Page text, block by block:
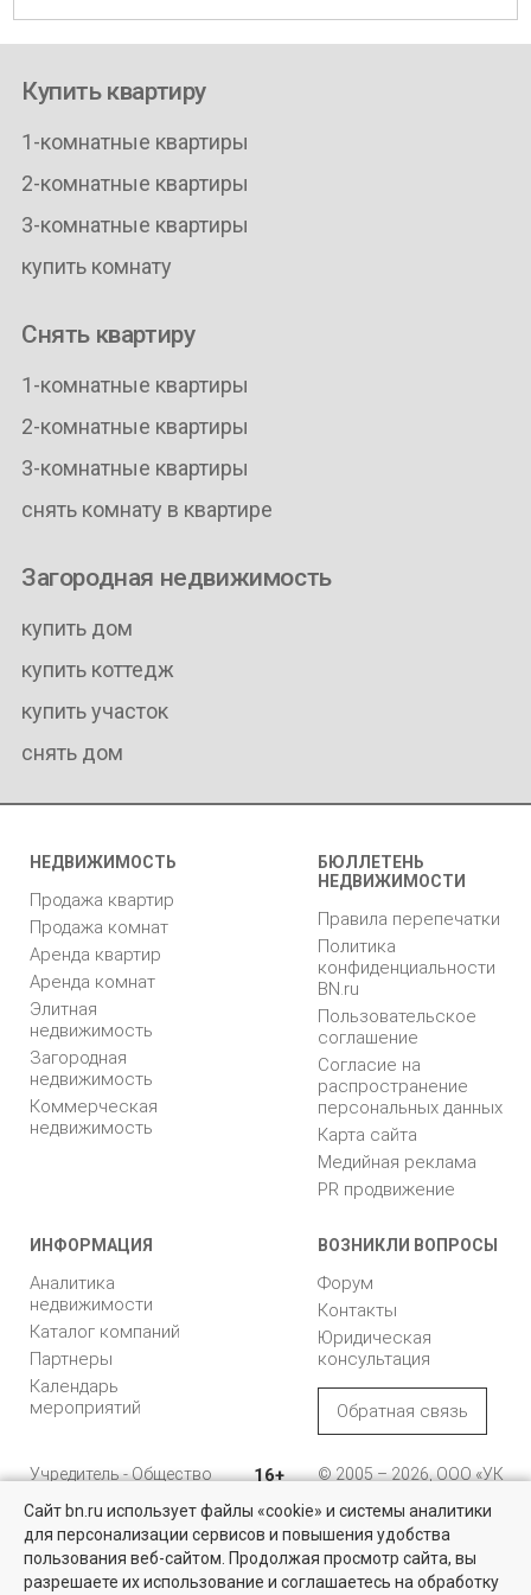
Найти квартиру - это просто!
Выбирайте среди 14 тысяч проверенных вариантов на вторичом
рынке жилья на портале BN.ru
Купить квартиру
1-комнатные квартиры
2-комнатные квартиры
3-комнатные квартиры
купить комнату
Снять квартиру
1-комнатные квартиры
2-комнатные квартиры
3-комнатные квартиры
снять комнату в квартире
Загородная недвижимость
купить дом
купить коттедж
купить участок
снять дом
НЕДВИЖИМОСТЬ
Продажа квартир
Продажа комнат
Аренда квартир
Аренда комнат
Элитная
недвижимость
Загородная
недвижимость
Коммерческая
недвижимость
БЮЛЛЕТЕНЬ
НЕДВИЖИМОСТИ
Правила перепечатки
Политика
конфиденциальности
BN.ru
Пользовательское
соглашение
Согласие на
распространение
персональных данных
Карта сайта
Медийная реклама
PR продвижение
ИНФОРМАЦИЯ
Аналитика
недвижимости
Каталог компаний
Партнеры
Календарь
мероприятий
ВОЗНИКЛИ ВОПРОСЫ
Форум
Контакты
Юридическая
консультация
Обратная связь
Учредитель - Общество
ответственностью
"Управляющая
компания "Бюллетень
недвижимости"
16+
© 2005 – 2026, ООО «УК
196105, Санкт-
Петербург, пр. Юрия
Гагарина, 1
Сайт bn.ru использует файлы «cookie» и системы аналитики
для персонализации сервисов и повышения удобства
пользования веб-сайтом. Продолжая просмотр сайта, вы
разрешаете их использование и соглашаетесь на обработку